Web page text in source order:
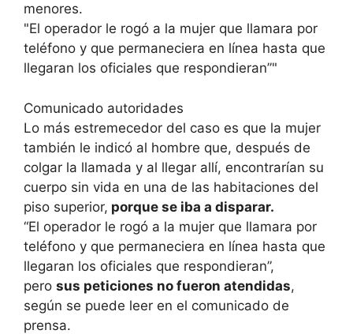
menores.
El operador le rogó a la mujer que llamara por
teléfono y que permaneciera en línea hasta que
llegaran los oficiales que respondieran”
Comunicado autoridades
Lo más estremecedor del caso es que la mujer
también le indicó al hombre que, después de
colgar la llamada y al llegar allí, encontrarían su
cuerpo sin vida en una de las habitaciones del
piso superior, porque se iba a disparar.
“El operador le rogó a la mujer que llamara por
teléfono y que permaneciera en línea hasta que
llegaran los oficiales que respondieran”,
pero sus peticiones no fueron atendidas,
según se puede leer en el comunicado de
prensa.